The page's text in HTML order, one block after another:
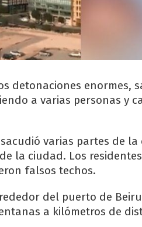
detonaciones enormes,
a varias personas y
varias partes de la
la ciudad. Los
falsos techos.
del puerto de
a kilómetros de